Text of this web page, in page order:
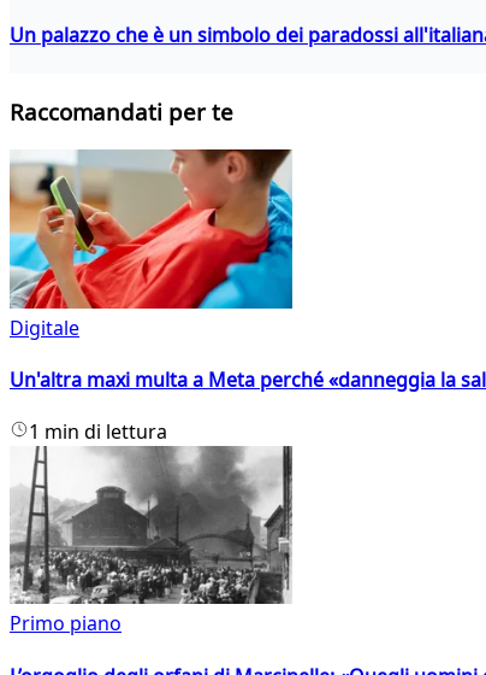
Un palazzo che è un simbolo dei paradossi
Raccomandati per te
Digitale
Un'altra maxi multa a Meta perché «danneggia la
1 min di lettura
Primo piano